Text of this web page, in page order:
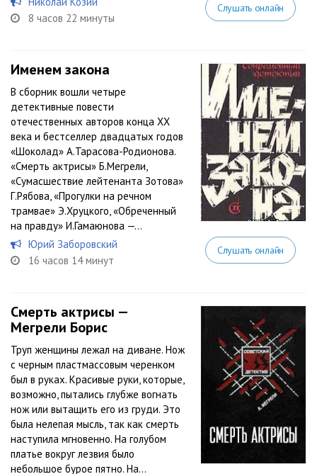
8 часов 22 минуты
Слушать онлайн
Именем закона
В сборник вошли четыре
детективные повести
отечественных авторов конца XX
века и бестселлер двадцатых годов
«Шоколад» А.Тарасова-Родионова.
«Смерть актрисы» Б.Мегрели,
«Сумасшествие лейтенанта Зотова»
Г.Рябова, «Прогулки на речном
трамвае» Э.Хруцкого, «Обреченный
на правду» И.Гамаюнова —...
Юрий Заборовский
16 часов 14 минут
Слушать онлайн
Смерть актрисы —
Мегрели Борис
Труп женщины лежал на диване. Нож
с черным пластмассовым черенком
был в руках. Красивые руки, которые,
возможно, пытались глубже вогнать
нож или вытащить его из груди. Это
была нелепая мысль, так как смерть
наступила мгновенно. На голубом
платье вокруг лезвия было
небольшое бурое пятно. На...